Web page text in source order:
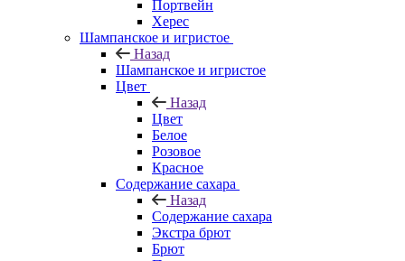
Портвейн
Херес
Шампанское и игристое
Назад
Шампанское и игристое
Цвет
Назад
Цвет
Белое
Розовое
Красное
Содержание сахара
Назад
Содержание сахара
Экстра брют
Брют